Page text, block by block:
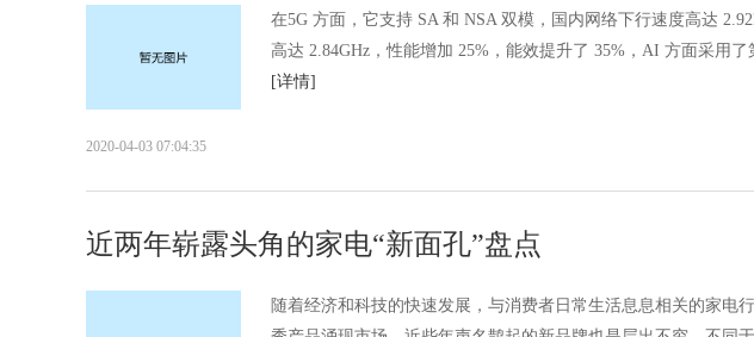
在5G 方面，它支持 SA 和 NSA 双模，国内网络下行速度高达
高达 2.84GHz，性能增加 25%，能效提升了 35%，AI 方面采用
[详情]
2020-04-03 07:04:35
近两年崭露头角的家电“新面孔”盘点
随着经济和科技的快速发展，与消费者日常生活息息相关的家电